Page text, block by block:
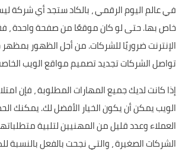
في عالم اليوم الرقمي ، بالكاد ستجد أي شركة
خاص بها. حتى لو كان موقعًا من صفحة واحدة ،
الإنترنت ضروريًا للشركات. من أجل الظهور بمظهر
تواصل الشركات تجديد تصميم مواقع الويب
إذا كانت لديك جميع المهارات المطلوبة ، فإن
الويب يمكن أن يكون الخيار الأفضل لك. يمكنك
العملاء وعدد قليل من المهنيين لتلبية
الشركات الصغيرة ، والتي نجحت بالفعل بالنسبة